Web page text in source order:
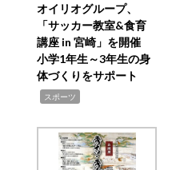
オイリオグループ、
「サッカー教室&食育
講座 in 宮崎」を開催
小学1年生～3年生の身
体づくりをサポート
スポーツ